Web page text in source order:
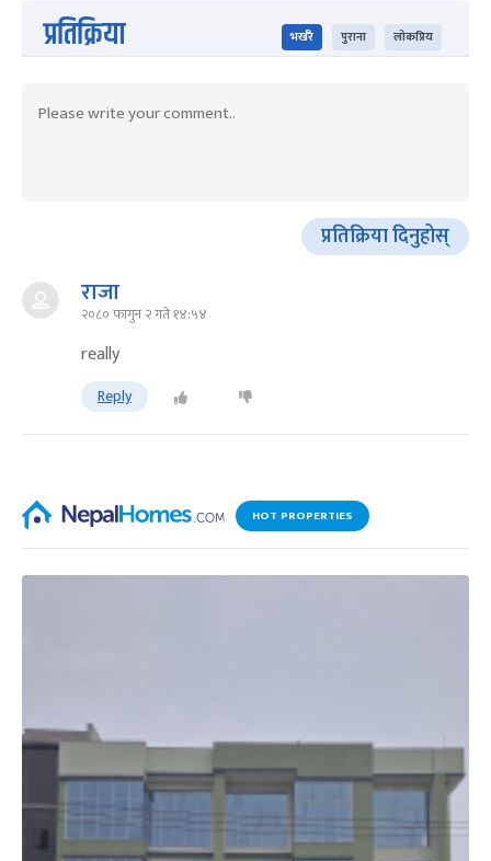
प्रतिक्रिया भर्खरै पुराना लोकप्रिय
प्रतिक्रिया दिनुहोस्
राजा
२०८० फागुन २ गते १४:५४
really
Reply
HOT PROPERTIES